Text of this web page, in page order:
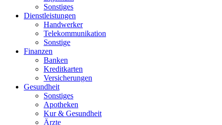
Sonstiges
Dienstleistungen
Handwerker
Telekommunikation
Sonstige
Finanzen
Banken
Kreditkarten
Versicherungen
Gesundheit
Sonstiges
Apotheken
Kur & Gesundheit
Ärzte